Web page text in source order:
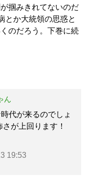
掴みきれてないのだ
とか大統領の思惑と
のだろう。下巻に続
ん
代が来るのでしょ
が上回ります！
19:53